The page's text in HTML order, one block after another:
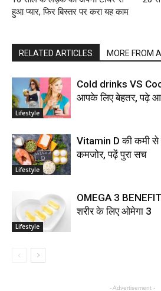
हुआ प्यार, फिर बिस्तर पर करा यह काम
RELATED ARTICLES MORE FROM
Lifestyle
Cold drinks VS
आपके लिए बेहतर, पढ़े
Lifestyle
Vitamin D की कमी से
कमजोर, पढ़ें पुरा सच
Lifestyle
OMEGA 3
शरीर के लिए ओमेगा 3
- Advertisement -